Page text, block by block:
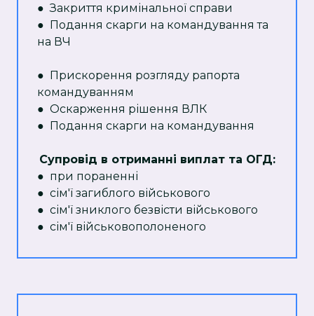
● Закриття кримінальної справи
● Подання скарги на командування та
на ВЧ
● Прискорення розгляду рапорта
командуванням
● Оскарження рішення ВЛК
● Подання скарги на командування
Супровід в отриманні виплат та ОГД:
● при пораненні
● сім'ї загиблого військового
● сім'ї зниклого безвісти військового
● сім'ї військовополоненого